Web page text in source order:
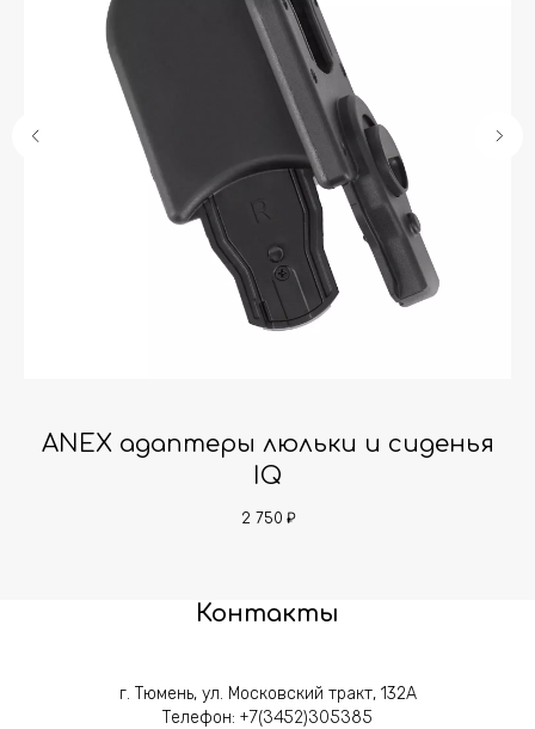
ANEX адаптеры люльки и сиденья
IQ
2 750 ₽
Контакты
г. Тюмень, ул. Московский тракт, 132А
Телефон: +7(3452)305385